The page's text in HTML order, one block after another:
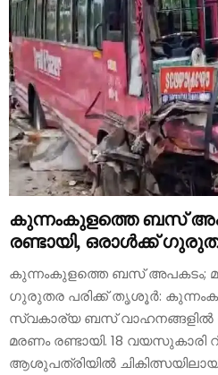
കുന്നംകുളത്തെ ബസ്
രണ്ടായി, ഒരാള്‍ക്ക്
കുന്നംകുളത്തെ ബസ് അപകടം;
ഗുരുതര പരിക്ക് തൃശൂര്‍:
സ്വകാര്യ ബസ് വാഹനങ്ങളില്‍
മരണം രണ്ടായി. 18
ആശുപത്രിയില്‍